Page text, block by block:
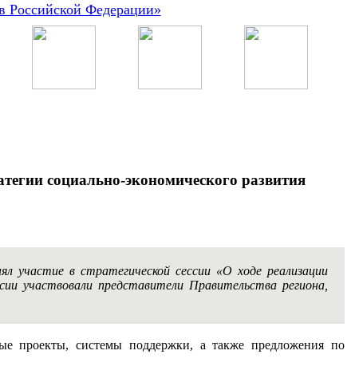
Российской Федерации»
социально-экономического развития
участие в стратегической сессии «О ходе реализации
участвовали представители Правительства региона,
проекты, системы поддержки, а также предложения по